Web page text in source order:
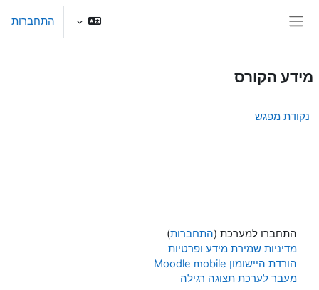
התחברות
מידע הקורס
נקודת מפגש
התחברו למערכת (התחברות)
מדיניות שמירת מידע ופרטיות
הורדת היישומון Moodle mobile
מעבר לערכת תצוגה רגילה